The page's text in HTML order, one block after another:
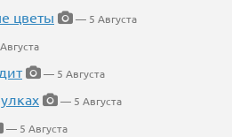
цветы
— 5 Августа
— 5 Августа
— 5 Августа
— 5 Августа